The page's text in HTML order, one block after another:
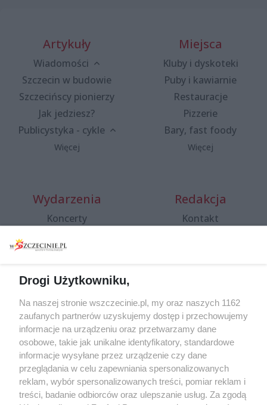
Artykuły
Wiadomości
Szczecin w budowie
Szczecińscy pionierzy
Jak jedziesz?
Publicystyka - cykle
Więcej
Miejsca
Kluby i dyskoteki
Puby i kawiarnie
Restauracje
Pizzerie
Bary, fast foody
Więcej
Wydarzenia
Koncerty
Spacery i oprowadzania
targi
Wernisaże
Więcej
Redakcja
Kontakt
Specjalny koncert z okazji
20. urodzin portalu
wSzczecinie.pl
Regulamin konkursów
śniadaniówka "Hej
Szczecin! Jest piątek!"
Drogi Użytkowniku,
Na naszej stronie wszczecinie.pl, my oraz naszych 1162
zaufanych partnerów uzyskujemy dostęp i przechowujemy
informacje na urządzeniu oraz przetwarzamy dane
osobowe, takie jak unikalne identyfikatory, standardowe
informacje wysyłane przez urządzenie czy dane
przeglądania w celu zapewniania spersonalizowanych
reklam, wybór spersonalizowanych treści, pomiar reklam i
treści, badanie odbiorców oraz ulepszanie usług. Za zgodą